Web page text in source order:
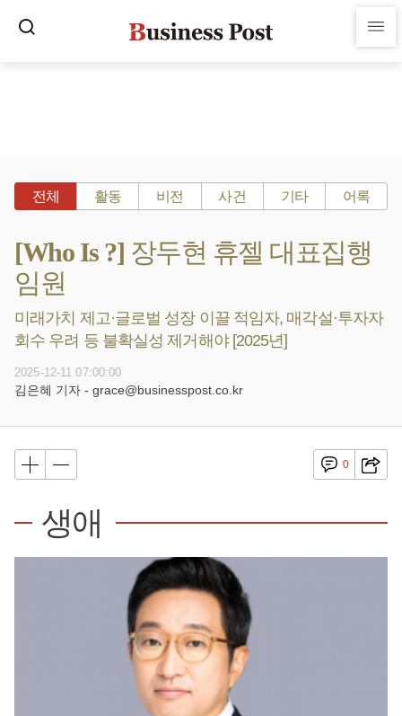
전체 활동 비전 사건 기타 어록
[Who Is ?] 장두현 휴젤 대표집행
임원
미래가치 제고·글로벌 성장 이끌 적임자, 매각설·투자자
회수 우려 등 불확실성 제거해야 [2025년]
2025-12-11 07:00:00
김은혜 기자 - grace@businesspost.co.kr
0
생애